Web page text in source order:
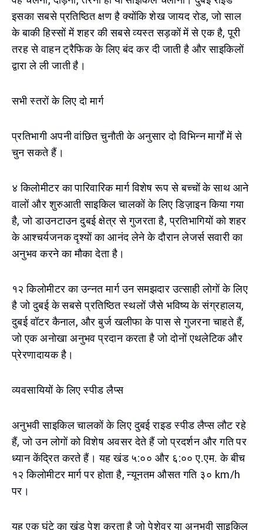
इसका सबसे प्रतिष्ठित क्षण है क्योंकि शेख जायद रोड, जो साल
के बाकी हिस्सों में शहर की सबसे व्यस्त सड़कों में से एक है, पूरी
तरह से वाहन ट्रैफिक के लिए बंद कर दी जाती है और साइकिलों
द्वारा ले ली जाती है।
सभी स्तरों के लिए दो मार्ग
प्रतिभागी अपनी वांछित चुनौती के अनुसार दो विभिन्न मार्गों में से
चुन सकते हैं।
४ किलोमीटर का पारिवारिक मार्ग विशेष रूप से बच्चों के साथ आने
वालों और शुरुआती साइकिल चालकों के लिए डिज़ाइन किया गया
है, जो डाउनटाउन दुबई क्षेत्र से गुजरता है, प्रतिभागियों को शहर
के आश्चर्यजनक दृश्यों का आनंद लेने के दौरान लेजर्स सवारी का
अनुभव करने का मौका देता है।
१२ किलोमीटर का उन्नत मार्ग उन समझदार उत्साही लोगों के लिए
है जो दुबई के सबसे प्रतिष्ठित स्थलों जैसे भविष्य के संग्रहालय,
दुबई वॉटर कैनाल, और बुर्ज खलीफा के पास से गुजरना चाहते हैं,
जो एक अनोखा अनुभव प्रदान करता है जो दोनों एथलेटिक और
प्रेरणादायक है।
व्यवसायियों के लिए स्पीड लैप्स
अनुभवी साइकिल चालकों के लिए दुबई राइड स्पीड लैप्स लौट रहे
हैं, जो उन लोगों को विशेष अवसर देते हैं जो प्रदर्शन और गति पर
ध्यान केंद्रित करते हैं। यह खंड ५:०० और ६:०० ए.एम. के बीच
१२ किलोमीटर मार्ग पर होता है, न्यूनतम औसत गति ३० km/h
पर।
यह एक घंटे का खंड पेश करता है जो पेशेवर या अनुभवी साइकिल